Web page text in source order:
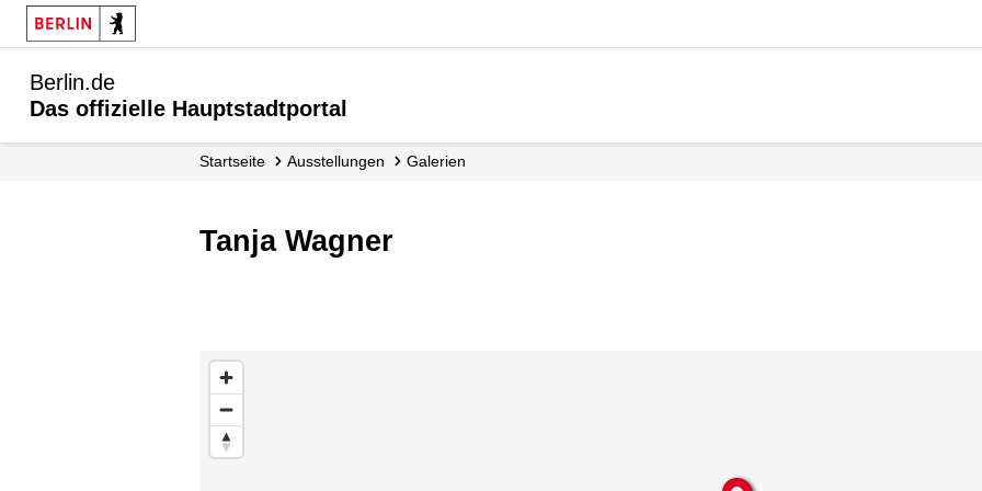
Berlin.de
Das offizielle Hauptstadtportal
Startseite Ausstellungen Galerien
Tanja Wagner
Karte überspringen